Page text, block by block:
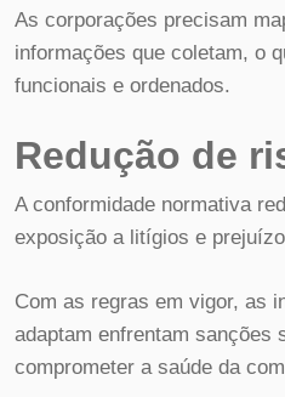
As corporações precisam
informações que coletam, o
funcionais e ordenados.
Redução de
A conformidade normativa
exposição a litígios e
Com as regras em vigor, as
adaptam enfrentam sanções
comprometer a saúde da